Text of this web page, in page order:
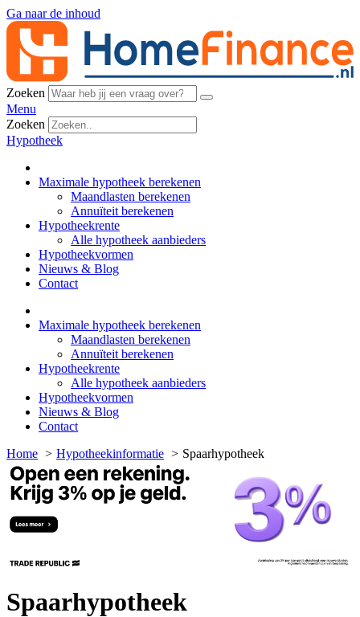
Ga naar de inhoud
Zoeken
Menu
Zoeken
Hypotheek
Maximale hypotheek berekenen
Maandlasten berekenen
Annuïteit berekenen
Hypotheekrente
Alle hypotheek aanbieders
Hypotheekvormen
Nieuws & Blog
Contact
Maximale hypotheek berekenen
Maandlasten berekenen
Annuïteit berekenen
Hypotheekrente
Alle hypotheek aanbieders
Hypotheekvormen
Nieuws & Blog
Contact
Home
Hypotheekinformatie Spaarhypotheek
Spaarhypotheek